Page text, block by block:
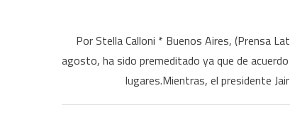
Por Stella Calloni * Buenos Aires, (Prensa
agosto, ha sido premeditado ya que de
lugares.Mientras, el presidente